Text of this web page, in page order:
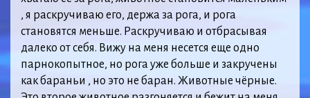
, я раскручиваю его, держа за рога, и рога
становятся меньше. Раскручиваю и отбрасывая
далеко от себя. Вижу на меня несется еще одно
парнокопытное, но рога уже больше и закручены
как бараньи , но это не баран. Животные чёрные.